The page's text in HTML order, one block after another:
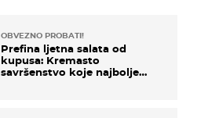
OBVEZNO PROBATI!
Prefina ljetna salata od
kupusa: Kremasto
savršenstvo koje najbolje